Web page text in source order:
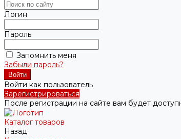
Логин
Пароль
Запомнить меня
Забыли пароль?
Войти как пользователь
Зарегистрироваться
После регистрации на сайте вам будет
Каталог товаров
Назад